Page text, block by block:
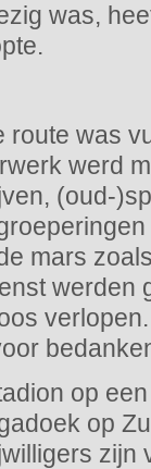
was,
route was
werd
(oud-
mars
werden
op
op
zijn